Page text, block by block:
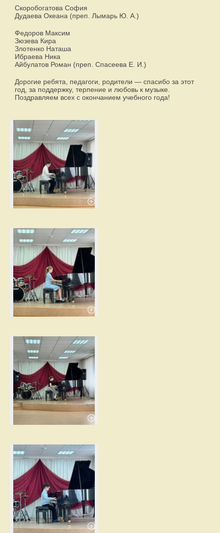
Скоробогатова София
Дудаева Океана (преп. Лымарь Ю. А.)
Федоров Максим
Зюзева Кира
Злотенко Наташа
Ибраева Ника
Айбулатов Роман (преп. Спасеева Е. И.)
Дорогие ребята, педагоги, родители — спасибо за этот
год, за поддержку, терпение и любовь к музыке.
Поздравляем всех с окончанием учебного года!